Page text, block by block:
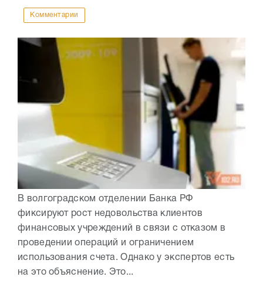
Комментарии
В волгоградском отделении Банка РФ
фиксируют рост недовольства клиентов
финансовых учреждений в связи с отказом в
проведении операций и ограничением
использования счета. Однако у экспертов есть
на это объяснение. Это...